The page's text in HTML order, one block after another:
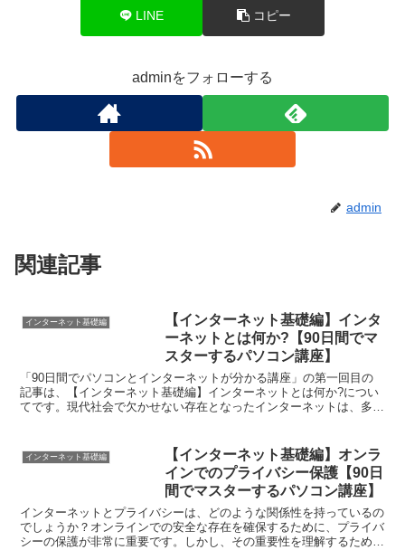
LINE コピー
adminをフォローする
admin
関連記事
インターネット基礎編
【インターネット基礎編】インタ
ーネットとは何か?【90日間でマ
スターするパソコン講座】
「90日間でパソコンとインターネットが分かる講座」の第一回目の
記事は、【インターネット基礎編】インターネットとは何か?につい
てです。現代社会で欠かせない存在となったインターネットは、多く
インターネット基礎編
【インターネット基礎編】オンラ
インでのプライバシー保護【90日
間でマスターするパソコン講座】
インターネットとプライバシーは、どのような関係性を持っているの
でしょうか？オンラインでの安全な存在を確保するために、プライバ
シーの保護が非常に重要です。しかし、その重要性を理解するために